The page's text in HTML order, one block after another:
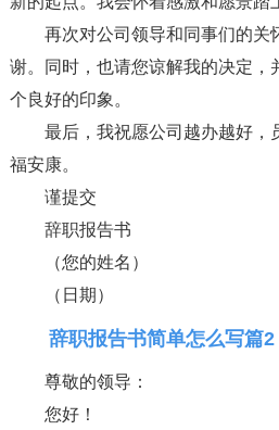
再次对公司领导和同事们的关
谢。同时，也请您谅解我的决定，
个良好的印象。
最后，我祝愿公司越办越好，
福安康。
谨提交
辞职报告书
（您的姓名）
（日期）
辞职报告书简单怎么写篇2
尊敬的领导：
您好！